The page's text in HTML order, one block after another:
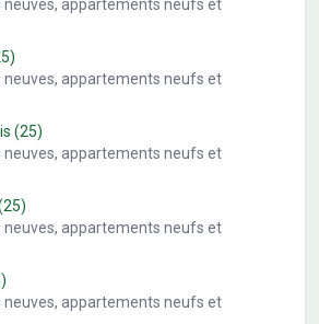
neuves, appartements neufs et
neuves, appartements neufs et
(25)
neuves, appartements neufs et
neuves, appartements neufs et
neuves, appartements neufs et